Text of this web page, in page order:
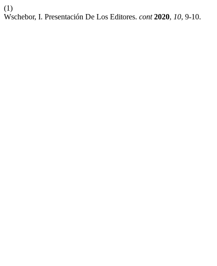
(1)
Wschebor, I. Presentación De Los Editores. cont 2020, 10, 9-10.